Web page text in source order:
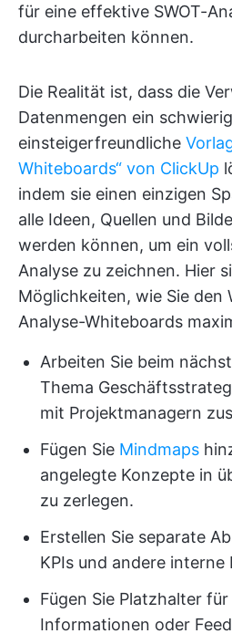
für eine effektive SWOT-
durcharbeiten können.
Die Realität ist, dass die
Datenmengen ein
einsteigerfreundliche
Whiteboards“ von ClickUp
indem sie einen einzigen
alle Ideen, Quellen und
werden können, um ein
Analyse zu zeichnen. Hier
Möglichkeiten, wie Sie den
Analyse-Whiteboards
Arbeiten Sie beim
Thema
mit Projektmanagern
Fügen Sie Mindmaps
angelegte Konzepte in
zu zerlegen.
Erstellen Sie separate
KPIs und andere interne
Fügen Sie Platzhalter
Informationen oder